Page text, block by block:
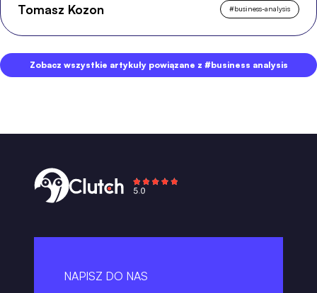
Tomasz Kozon #business-analysis
Zobacz wszystkie artykuły powiązane z #business analysis
NAPISZ DO NAS